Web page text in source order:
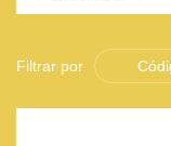
Filtrar por